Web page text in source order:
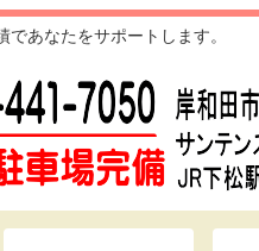
あなたをサポートします。